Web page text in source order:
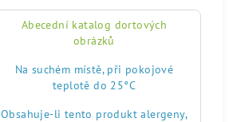
Abecední katalog dortových
obrázků
Na suchém místě, při pokojové
teplotě do 25°C
Obsahuje-li tento produkt alergeny,